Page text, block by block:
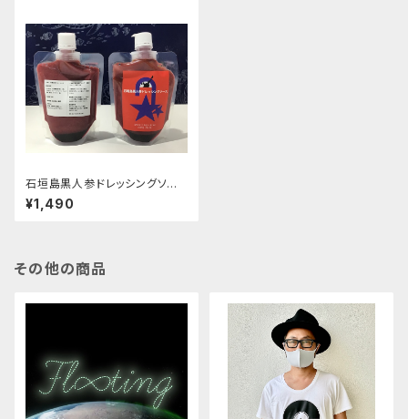
石垣島黒人参ドレッシングソー
ス（注文本数が合計8個以上（他
商品含む）の場合は、CONTAC
¥1,490
その他の商品